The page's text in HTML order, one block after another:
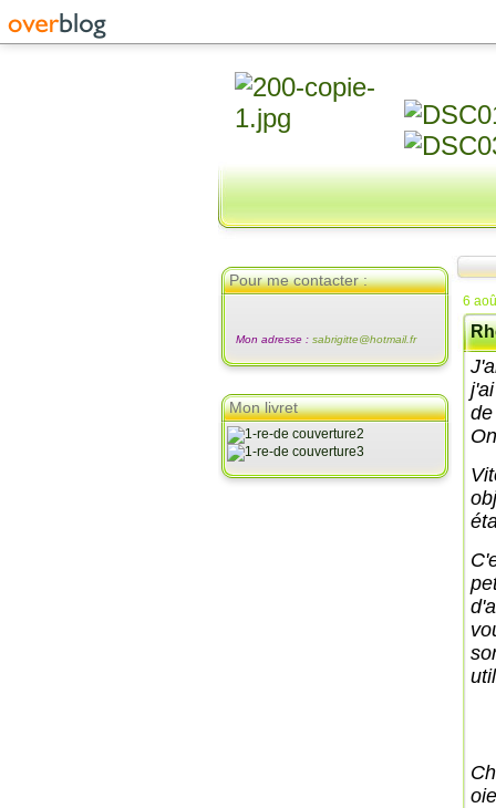
Pour me contacter :
Mon adresse : sabrigitte@hotmail.fr
Mon livret
6